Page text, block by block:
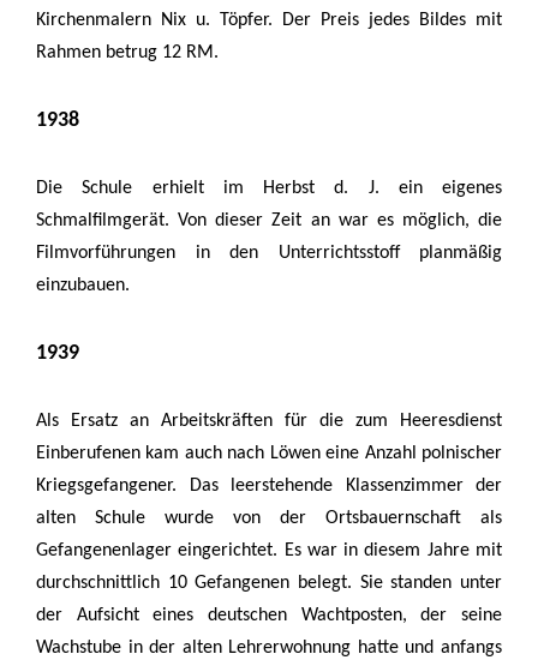
Kirchenmalern Nix u. Töpfer. Der Preis jedes Bildes mit
Rahmen betrug 12 RM.
1938
Die Schule erhielt im Herbst d. J. ein eigenes
Schmalfilmgerät. Von dieser Zeit an war es möglich, die
Filmvorführungen in den Unterrichtsstoff planmäßig
einzubauen.
1939
Als Ersatz an Arbeitskräften für die zum Heeresdienst
Einberufenen kam auch nach Löwen eine Anzahl polnischer
Kriegsgefangener. Das leerstehende Klassenzimmer der
alten Schule wurde von der Ortsbauernschaft als
Gefangenenlager eingerichtet. Es war in diesem Jahre mit
durchschnittlich 10 Gefangenen belegt. Sie standen unter
der Aufsicht eines deutschen Wachtposten, der seine
Wachstube in der alten Lehrerwohnung hatte und anfangs